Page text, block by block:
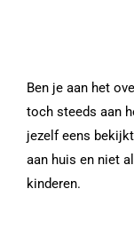
Ben je aan het
toch steeds aan
jezelf eens
aan huis en niet
kinderen.